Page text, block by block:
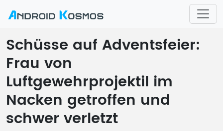
Schüsse auf Adventsfeier:
Frau von
Luftgewehrprojektil im
Nacken getroffen und
schwer verletzt